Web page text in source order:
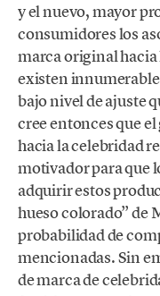
y el nuevo, mayor
consumidores los
marca original
existen
bajo nivel de ajuste
cree entonces que
hacia la celebridad
motivador para que
adquirir estos
hueso colorado” de
probabilidad de
mencionadas. Sin
de marca de